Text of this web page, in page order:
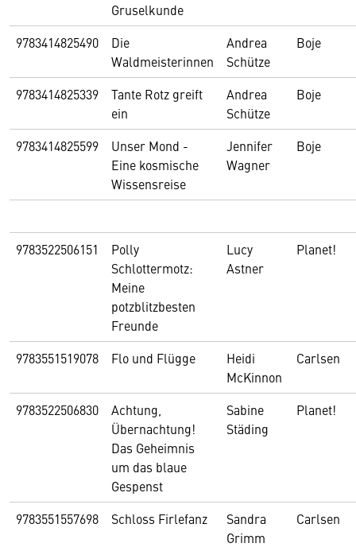
Gruselkunde
9783414825490
Die
Waldmeisterinnen
Andrea
Schütze
Boje
9783414825339
Tante Rotz greift
ein
Andrea
Schütze
Boje
9783414825599
Unser Mond -
Eine kosmische
Wissensreise
Jennifer
Wagner
Boje
9783522506151
Polly
Schlottermotz:
Meine
potzblitzbesten
Freunde
Lucy
Astner
Planet!
9783551519078 Flo und Flügge
Heidi
McKinnon
Carlsen
9783522506830
Achtung,
Übernachtung!
Das Geheimnis
um das blaue
Gespenst
Sabine
Städing
Planet!
9783551557698 Schloss Firlefanz
Sandra
Grimm
Carlsen